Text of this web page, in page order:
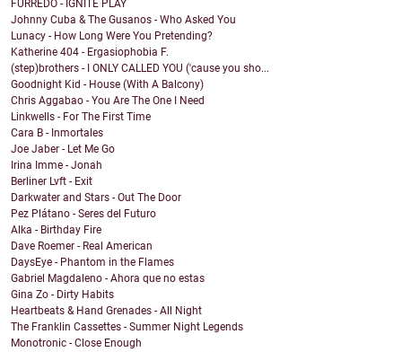
FURREDO - IGNITE PLAY
Johnny Cuba & The Gusanos - Who Asked You
Lunacy - How Long Were You Pretending?
Katherine 404 - Ergasiophobia F.
(step)brothers - I ONLY CALLED YOU ('cause you sho...
Goodnight Kid - House (With A Balcony)
Chris Aggabao - You Are The One I Need
Linkwells - For The First Time
Cara B - Inmortales
Joe Jaber - Let Me Go
Irina Imme - Jonah
Berliner Lvft - Exit
Darkwater and Stars - Out The Door
Pez Plátano - Seres del Futuro
Alka - Birthday Fire
Dave Roemer - Real American
DaysEye - Phantom in the Flames
Gabriel Magdaleno - Ahora que no estas
Gina Zo - Dirty Habits
Heartbeats & Hand Grenades - All Night
The Franklin Cassettes - Summer Night Legends
Monotronic - Close Enough